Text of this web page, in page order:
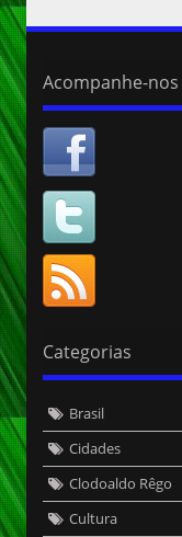
Acompanhe-nos
Categorias
Brasil
Cidades
Clodoaldo Rêgo
Cultura